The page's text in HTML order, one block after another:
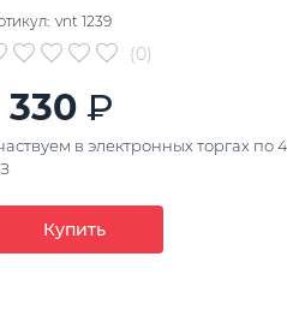
vnt 1239
(0)
330
в электронных торгах по
Купить